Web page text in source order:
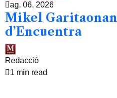
ag. 06, 2026
Mikel
d’Encuentra
Redacció
1 min read